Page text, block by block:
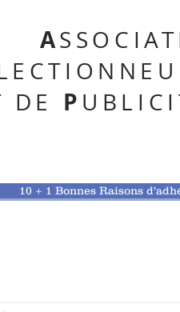
A
DE P
10 + 1 Bonnes Raisons